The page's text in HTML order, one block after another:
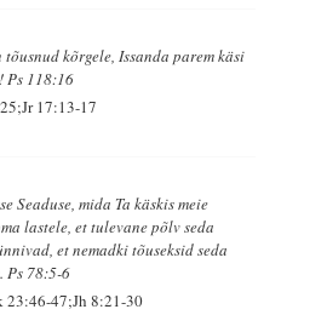
kõrgele, Issanda parem käsi
Ps 118:16
17:13-17
Seaduse, mida Ta käskis meie
lastele, et tulevane põlv seda
et nemadki tõuseksid seda
Ps 78:5-6
23:46-47;Jh 8:21-30